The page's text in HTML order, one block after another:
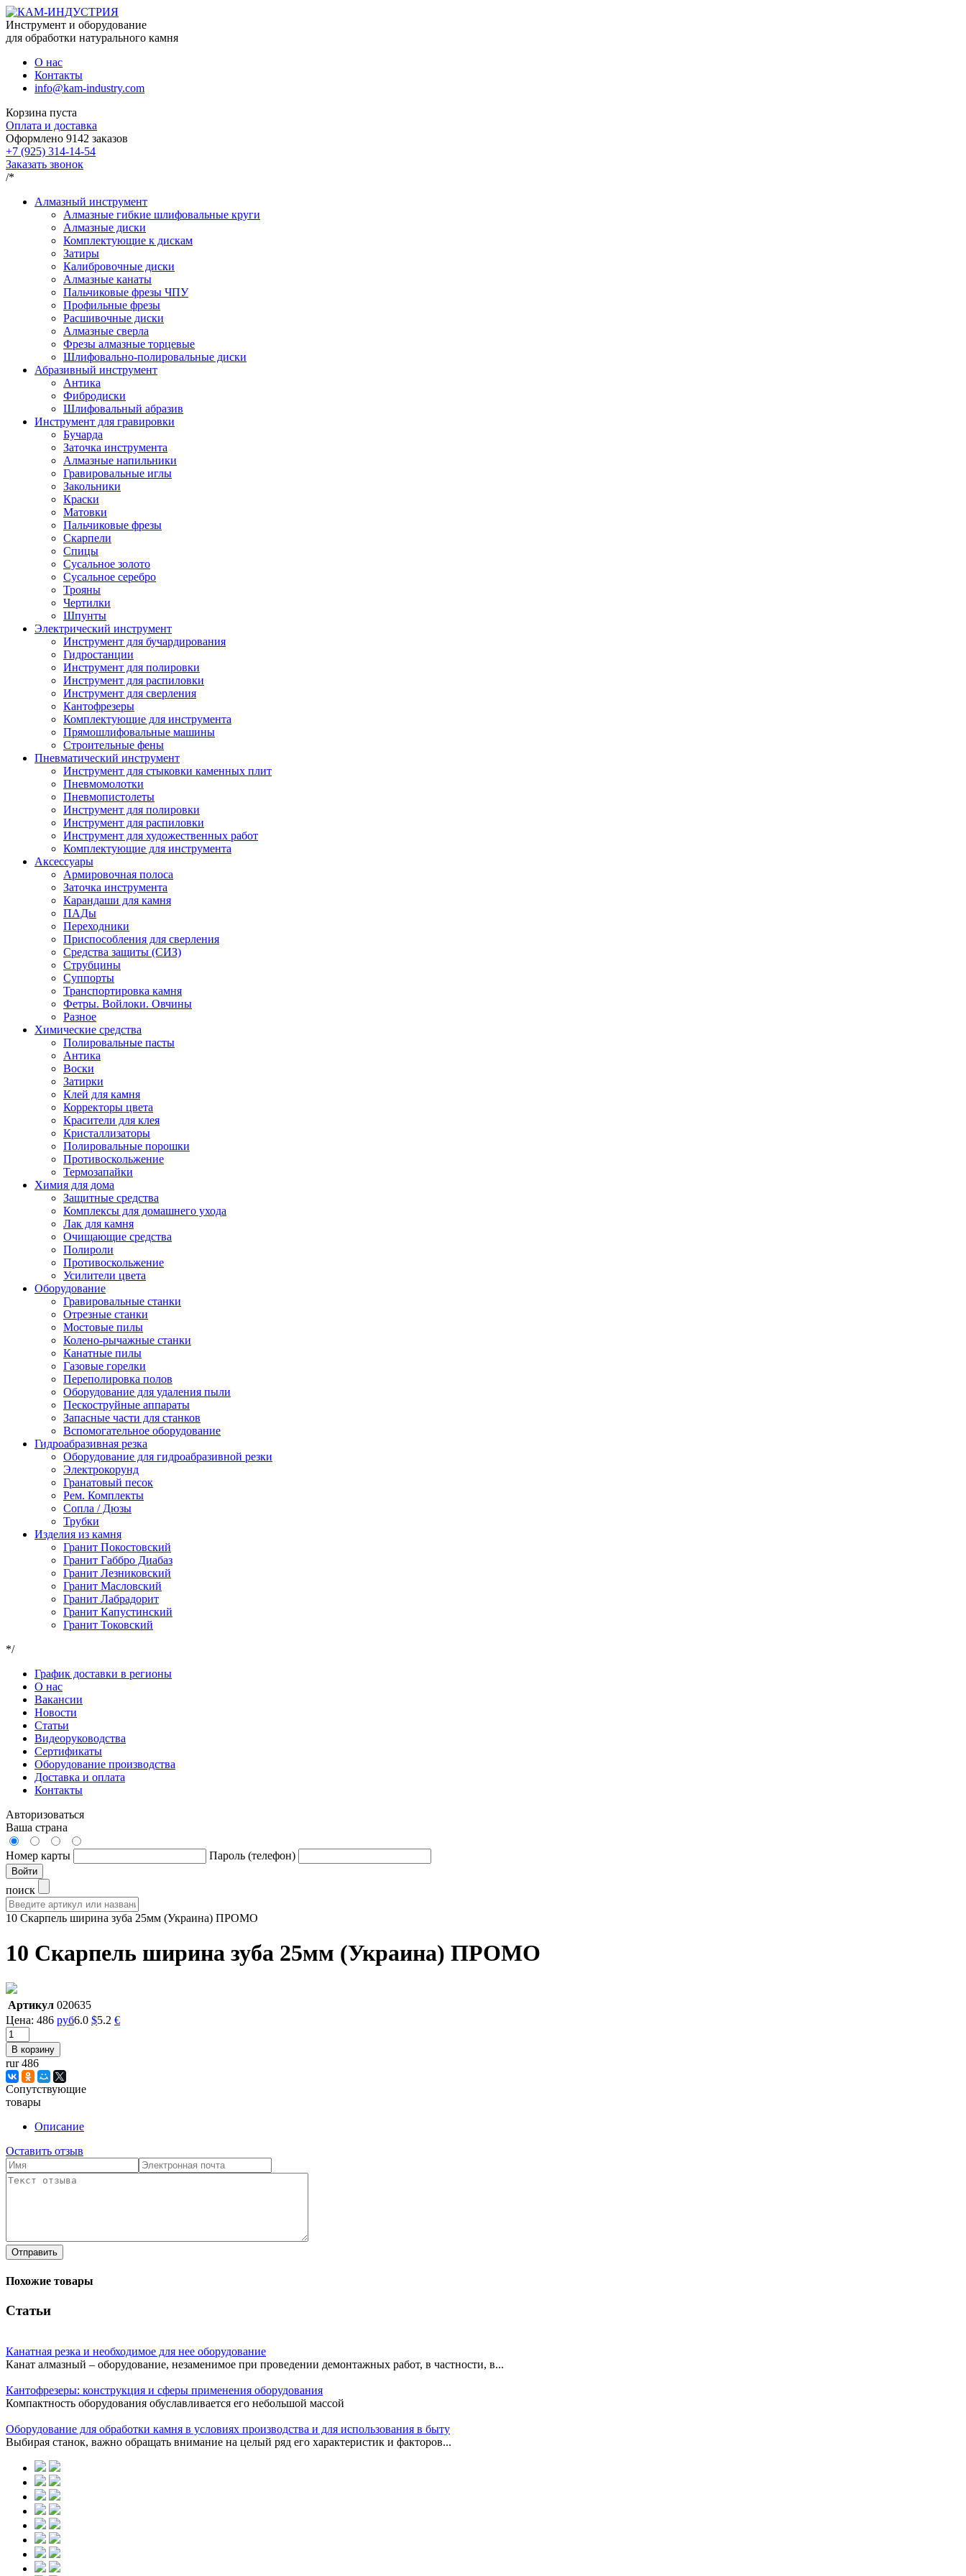
Инструмент и оборудование
для обработки натурального камня
О нас
Контакты
info@kam-industry.com
Корзина пуста
Оплата и доставка
Оформлено 9142 заказов
+7 (925) 314-14-54
Заказать звонок
/*
Алмазный инструмент
Алмазные гибкие шлифовальные круги
Алмазные диски
Комплектующие к дискам
Затиры
Калибровочные диски
Алмазные канаты
Пальчиковые фрезы ЧПУ
Профильные фрезы
Расшивочные диски
Алмазные сверла
Фрезы алмазные торцевые
Шлифовально-полировальные диски
Абразивный инструмент
Антика
Фибродиски
Шлифовальный абразив
Инструмент для гравировки
Бучарда
Заточка инструмента
Алмазные напильники
Гравировальные иглы
Закольники
Краски
Матовки
Пальчиковые фрезы
Скарпели
Спицы
Сусальное золото
Сусальное серебро
Трояны
Чертилки
Шпунты
Электрический инструмент
Инструмент для бучардирования
Гидростанции
Инструмент для полировки
Инструмент для распиловки
Инструмент для сверления
Кантофрезеры
Комплектующие для инструмента
Прямошлифовальные машины
Строительные фены
Пневматический инструмент
Инструмент для стыковки каменных плит
Пневмомолотки
Пневмопистолеты
Инструмент для полировки
Инструмент для распиловки
Инструмент для художественных работ
Комплектующие для инструмента
Аксессуары
Армировочная полоса
Заточка инструмента
Карандаши для камня
ПАДы
Переходники
Приспособления для сверления
Средства защиты (СИЗ)
Струбцины
Суппорты
Транспортировка камня
Фетры. Войлоки. Овчины
Разное
Химические средства
Полировальные пасты
Антика
Воски
Затирки
Клей для камня
Корректоры цвета
Красители для клея
Кристаллизаторы
Полировальные порошки
Противоскольжение
Термозапайки
Химия для дома
Защитные средства
Комплексы для домашнего ухода
Лак для камня
Очищающие средства
Полироли
Противоскольжение
Усилители цвета
Оборудование
Гравировальные станки
Отрезные станки
Мостовые пилы
Колено-рычажные станки
Канатные пилы
Газовые горелки
Переполировка полов
Оборудование для удаления пыли
Пескоструйные аппараты
Запасные части для станков
Вспомогательное оборудование
Гидроабразивная резка
Оборудование для гидроабразивной резки
Электрокорунд
Гранатовый песок
Рем. Комплекты
Сопла / Дюзы
Трубки
Изделия из камня
Гранит Покостовский
Гранит Габбро Диабаз
Гранит Лезниковский
Гранит Масловский
Гранит Лабрадорит
Гранит Капустинский
Гранит Токовский
*/
График доставки в регионы
О нас
Вакансии
Новости
Статьи
Видеоруководства
Сертификаты
Оборудование производства
Доставка и оплата
Контакты
Авторизоваться
Ваша страна
Номер карты Пароль (телефон)
Войти
поиск
10 Скарпель ширина зуба 25мм (Украина) ПРОМО
10 Скарпель ширина зуба 25мм (Украина) ПРОМО
Артикул 020635
Цена: 486 руб6.0 $5.2 €
rur 486
Сопутствующие
товары
Описание
Оставить отзыв
Отправить
Похожие товары
Статьи
Канатная резка и необходимое для нее оборудование
Канат алмазный – оборудование, незаменимое при проведении демонтажных работ, в частности, в...
Кантофрезеры: конструкция и сферы применения оборудования
Компактность оборудования обуславливается его небольшой массой
Оборудование для обработки камня в условиях производства и для использования в быту
Выбирая станок, важно обращать внимание на целый ряд его характеристик и факторов...